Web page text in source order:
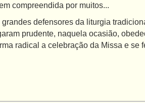
compreendida por muitos...
defensores da liturgia
prudente, naquela ocasião,
radical a celebração da Missa e se